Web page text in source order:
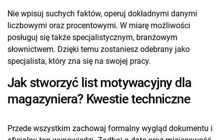
Nie wpisuj suchych faktów, operuj dokładnymi danymi
liczbowymi oraz procentowymi. W miarę możliwości
posługuj się także specjalistycznym, branżowym
słownictwem. Dzięki temu zostaniesz odebrany jako
specjalista, który zna się na swojej pracy.
Jak stworzyć list motywacyjny dla
magazyniera? Kwestie techniczne
Przede wszystkim zachowaj formalny wygląd dokumentu i